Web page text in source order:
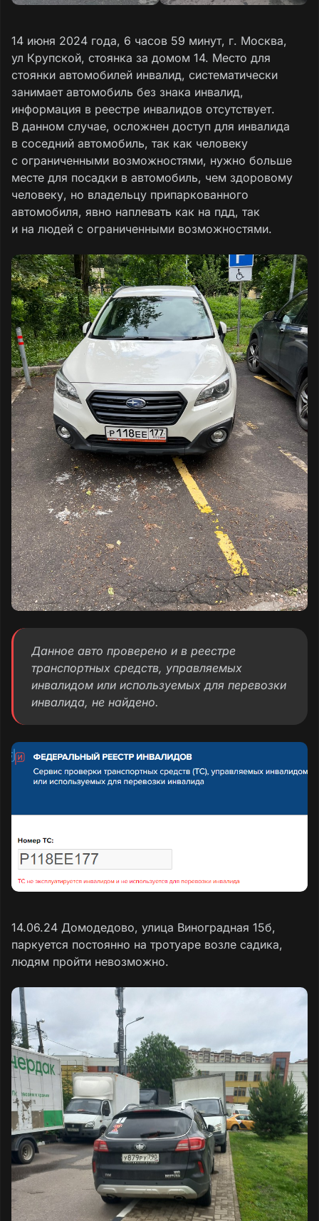
14 июня 2024 года, 6 часов 59 минут, г. Москва,
ул Крупской, стоянка за домом 14. Место для
стоянки автомобилей инвалид, систематически
занимает автомобиль без знака инвалид,
информация в реестре инвалидов отсутствует.
В данном случае, осложнен доступ для инвалида
в соседний автомобиль, так как человеку
с ограниченными возможностями, нужно больше
месте для посадки в автомобиль, чем здоровому
человеку, но владельцу припаркованного
автомобиля, явно наплевать как на пдд, так
и на людей с ограниченными возможностями.
Данное авто проверено и в реестре
транспортных средств, управляемых
инвалидом или используемых для перевозки
инвалида, не найдено.
14.06.24 Домодедово, улица Виноградная 15б,
паркуется постоянно на тротуаре возле садика,
людям пройти невозможно.